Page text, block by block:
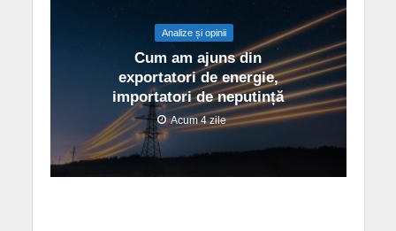
Analize și opinii
Cum am ajuns din
exportatori de energie,
importatori de neputință
Acum 4 zile